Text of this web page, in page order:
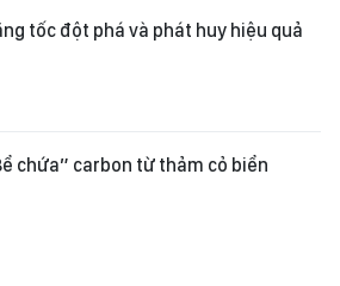
tốc đột phá và phát huy hiệu quả
chứa” carbon từ thảm cỏ biển